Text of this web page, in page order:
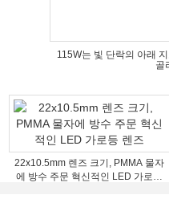
115W는 빛 단락의 아래
골
22x10.5mm 렌즈 크기, PMMA 물자
에 방수 주문 혁신적인 LED 가로등